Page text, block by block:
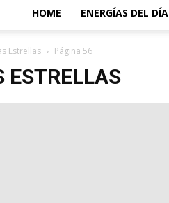
HOME ENERGÍAS DEL DÍA
Estrellas Página 56
ESTRELLAS